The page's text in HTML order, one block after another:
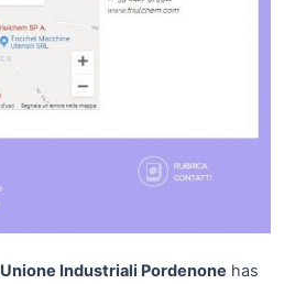
Unione Industriali Pordenone has